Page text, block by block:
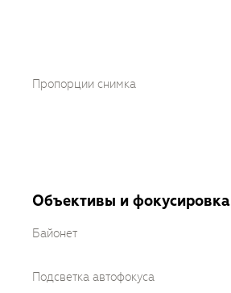
Пропорции снимка
Объективы и фокусировка
Байонет
Подсветка автофокуса